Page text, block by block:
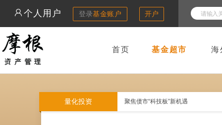
个人用户 登录基金账户 开户
首页 基金超市 海
量化投资 聚焦债市“科技板”新机遇